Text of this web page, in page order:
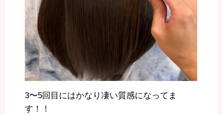
3〜5回目にはかなり凄い質感になってま
す！！